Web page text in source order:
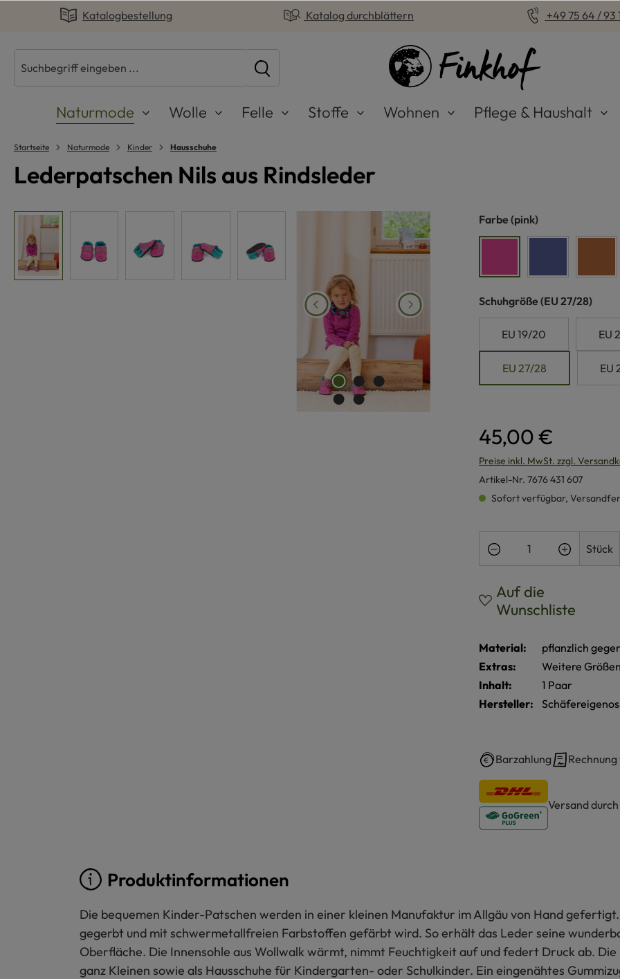
Zur Hauptnavigation springen
Katalogbestellung Katalog durchblättern +49 75 64 / 93
Naturmode Wolle Felle Stoffe Wohnen Pflege & Haushalt
Startseite Naturmode Kinder Hausschuhe
Lederpatschen Nils aus Rindsleder
Bildergalerie überspringen Farbe auswählen
(pink)
Schuhgröße auswählen
(EU 27/28)
EU 19/20 EU
EU 27/28 EU
45,00 €
Preise inkl. MwSt. zzgl.
Artikel-Nr. 7676 431 607
Sofort verfügbar,
Produkt Anzahl:
Stück
Auf die
Wunschliste
Material:
pflanzlich
Extras:
Weitere
Inhalt:
1 Paar
Hersteller:
Barzahlung Rechnung
Versand
Produktinformationen
Die bequemen Kinder-Patschen werden in einer kleinen Manufaktur im Allgäu von Hand
gegerbt und mit schwermetallfreien Farbstoffen gefärbt wird. So erhält das Leder seine
Oberfläche. Die Innensohle aus Wollwalk wärmt, nimmt Feuchtigkeit auf und federt Druck ab.
ganz Kleinen sowie als Hausschuhe für Kindergarten- oder Schulkinder. Ein eingenähtes